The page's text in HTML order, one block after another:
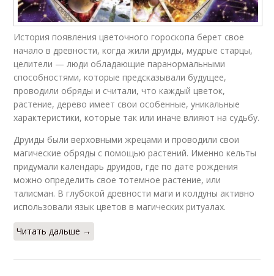
История появления цветочного гороскопа берет свое
начало в древности, когда жили друиды, мудрые старцы,
целители — люди обладающие паранормальными
способностями, которые предсказывали будущее,
проводили обряды и считали, что каждый цветок,
растение, дерево имеет свои особенные, уникальные
характеристики, которые так или иначе влияют на судьбу.
Друиды были верховными жрецами и проводили свои
магические обряды с помощью растений. Именно кельты
придумали календарь друидов, где по дате рождения
можно определить свое тотемное растение, или
талисман. В глубокой древности маги и колдуны активно
использовали язык цветов в магических ритуалах.
Читать дальше →